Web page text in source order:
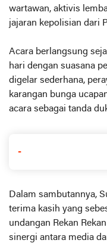
wartawan, aktivis
jajaran kepolisian dari
Acara berlangsung
hari dengan suasana
digelar sederhana,
karangan bunga
acara sebagai tanda
-
Dalam sambutannya,
terima kasih yang
undangan Rekan
sinergi antara media